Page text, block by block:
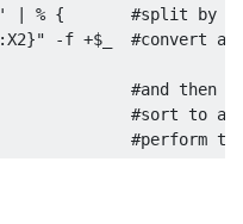
| % {       #split by
-f +$_  #convert a
#and then
#sort to avoid